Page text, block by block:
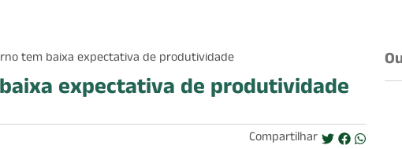
expectativa de produtividade
Compartilhar